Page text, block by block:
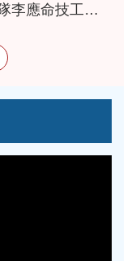
新建工程處養護工程隊橋涵分隊李應命技工獲選本府115年優秀工友